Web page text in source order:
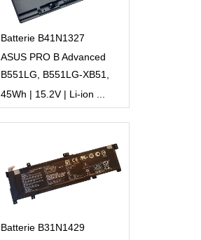
Batterie B41N1327
ASUS PRO B Advanced
B551LG, B551LG-XB51,
VQ2102,
45Wh | 15.2V | Li-ion ...
Batterie B31N1429